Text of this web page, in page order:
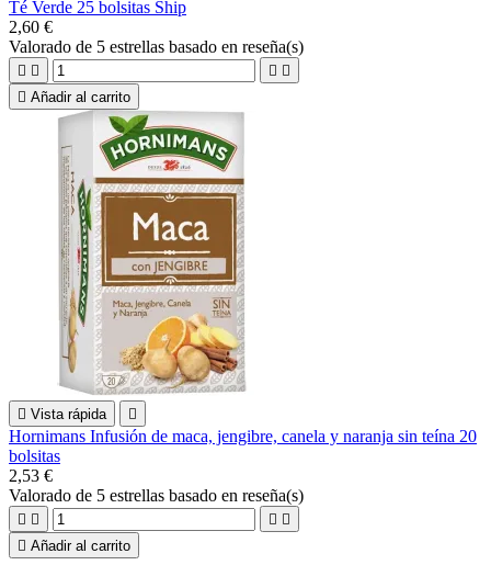
Té Verde 25 bolsitas Ship
2,60 €
Valorado de 5 estrellas basado en reseña(s)
   
 Añadir al carrito
 Vista rápida 
Hornimans Infusión de maca, jengibre, canela y naranja sin teína 20
bolsitas
2,53 €
Valorado de 5 estrellas basado en reseña(s)
   
 Añadir al carrito